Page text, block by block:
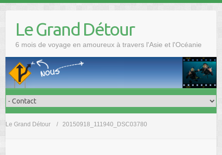
Le Grand Détour
6 mois de voyage en amoureux à travers l'Asie et l'Océanie
Le Grand Détour 20150918_111940_DSC03780